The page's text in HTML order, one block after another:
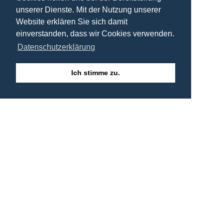
unserer Dienste. Mit der Nutzung unserer
Website erklären Sie sich damit
einverstanden, dass wir Cookies verwenden.
Datenschutzerklärung
Ich stimme zu.